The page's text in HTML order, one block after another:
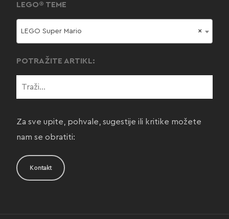
LEGO® TEME
×
LEGO Super Mario
POTRAŽITE ARTIKL:
Za sve upite, pohvale, sugestije ili kritike možete
nam se obratiti:
Kontakt